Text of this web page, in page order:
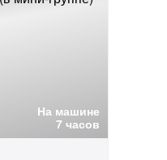
На машине
7 часов